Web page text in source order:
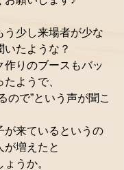
少し来場者が少な
いたような？
作りのブースもバッ
ようで、
ので”という声が聞こ
来ているというの
が増えたと
うか。